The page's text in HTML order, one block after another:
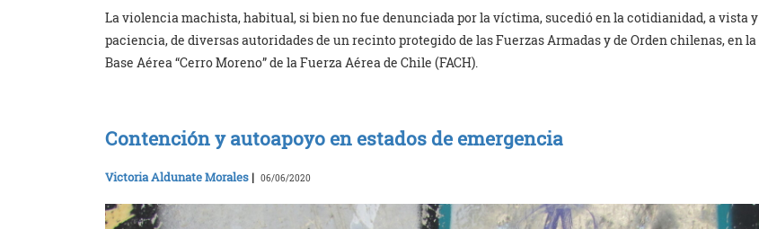
La violencia machista, habitual, si bien no fue denunciada por la víctima, sucedió en la cotidianidad, a vista y
paciencia, de diversas autoridades de un recinto protegido de las Fuerzas Armadas y de Orden chilenas, en la
Base Aérea “Cerro Moreno” de la Fuerza Aérea de Chile (FACH).
Contención y autoapoyo en estados de emergencia
Victoria Aldunate Morales | 06/06/2020